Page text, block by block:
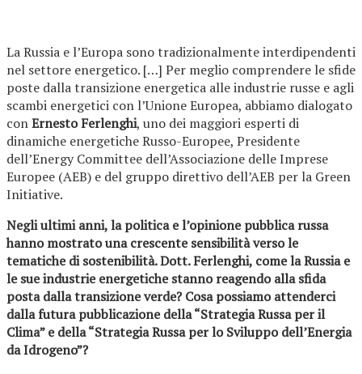
La Russia e l’Europa sono tradizionalmente interdipendenti
nel settore energetico. […] Per meglio comprendere le sfide
poste dalla transizione energetica alle industrie russe e agli
scambi energetici con l’Unione Europea, abbiamo dialogato
conErnesto Ferlenghi, uno dei maggiori esperti di
dinamiche energetiche Russo-Europee, Presidente
dell’Energy Committee dell’Associazione delle Imprese
Europee (AEB) e del gruppo direttivo dell’AEB per la Green
Initiative.
Negli ultimi anni, la politica e l’opinione pubblica russa
hanno mostrato una crescente sensibilità verso le
tematiche di sostenibilità. Dott. Ferlenghi, come la Russia e
le sue industrie energetiche stanno reagendo alla sfida
posta dalla transizione verde? Cosa possiamo attenderci
dalla futura pubblicazione della “Strategia Russa per il
Clima” e della “Strategia Russa per lo Sviluppo dell’Energia
da Idrogeno”?